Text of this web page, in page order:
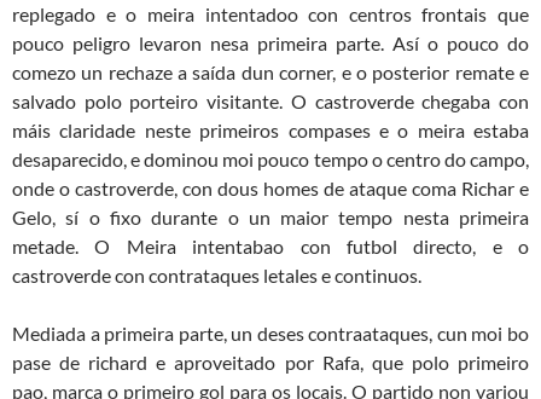
replegado e o meira intentadoo con centros frontais que
pouco peligro levaron nesa primeira parte. Así o pouco do
comezo un rechaze a saída dun corner, e o posterior remate e
salvado polo porteiro visitante. O castroverde chegaba con
máis claridade neste primeiros compases e o meira estaba
desaparecido, e dominou moi pouco tempo o centro do campo,
onde o castroverde, con dous homes de ataque coma Richar e
Gelo, sí o fixo durante o un maior tempo nesta primeira
metade. O Meira intentabao con futbol directo, e o
castroverde con contrataques letales e continuos.
Mediada a primeira parte, un deses contraataques, cun moi bo
pase de richard e aproveitado por Rafa, que polo primeiro
pao, marca o primeiro gol para os locais. O partido non variou